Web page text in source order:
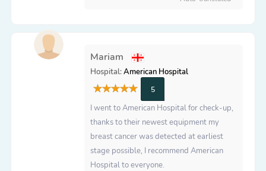
Mariam
Hospital:American Hospital
5
I went to American Hospital for check-up,
thanks to their newest equipment my
breast cancer was detected at earliest
stage possible, I recommend American
Hospital to everyone.